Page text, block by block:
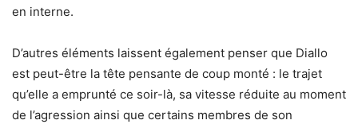
en interne.
D’autres éléments laissent également penser que Diallo
est peut-être la tête pensante de coup monté : le trajet
qu’elle a emprunté ce soir-là, sa vitesse réduite au moment
de l’agression ainsi que certains membres de son